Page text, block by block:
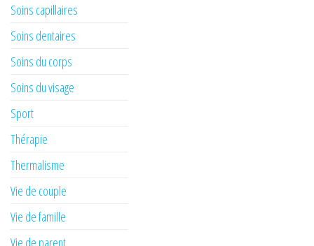
Soins capillaires
Soins dentaires
Soins du corps
Soins du visage
Sport
Thérapie
Thermalisme
Vie de couple
Vie de famille